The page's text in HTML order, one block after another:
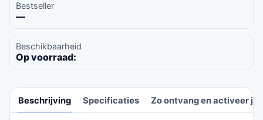
Bestseller
—
Beschikbaarheid
Op voorraad:
Beschrijving Specificaties Zo ontvang en activeer je